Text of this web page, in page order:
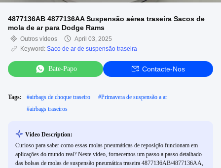
4877136AB 4877136AA Suspensão aérea traseira Sacos de
mola de ar para Dodge Rams
Outros vídeos
April 03, 2025
Keyword: Saco de ar de suspensão traseira
Bate-Papo Contacte-Nos
Tags: #airbags de choque traseiro #Primavera de suspensão a ar
#airbags traseiros
Video Description:
Curioso para saber como essas molas pneumáticas de reposição funcionam em
aplicações do mundo real? Neste vídeo, fornecemos um passo a passo detalhado
das bolsas de molas de suspensão pneumática traseira 4877136AB/4877136AA,